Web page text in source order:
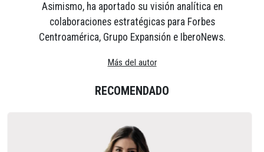
Asimismo, ha aportado su visión analítica en
colaboraciones estratégicas para Forbes
Centroamérica, Grupo Expansión e IberoNews.
Más del autor
RECOMENDADO